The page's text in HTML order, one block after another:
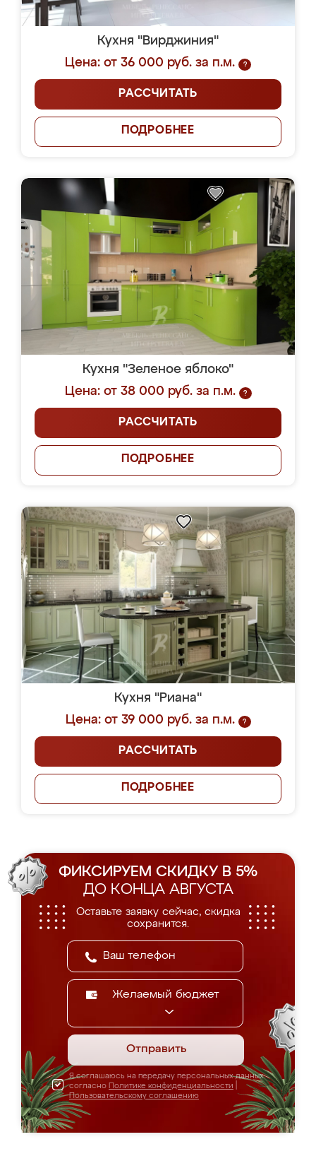
Кухня "Вирджиния"
Цена: от 36 000 руб. за п.м.
?
РАССЧИТАТЬ
ПОДРОБНЕЕ
Кухня "Зеленое яблоко"
Цена: от 38 000 руб. за п.м.
?
РАССЧИТАТЬ
ПОДРОБНЕЕ
Кухня "Риана"
Цена: от 39 000 руб. за п.м.
?
РАССЧИТАТЬ
ПОДРОБНЕЕ
ФИКСИРУЕМ СКИДКУ В 5%
ДО КОНЦА АВГУСТА
Оставьте заявку сейчас, скидка
сохранится.
Желаемый бюджет
Отправить
Я соглашаюсь на передачу персональных данных
согласно Политике конфиденциальности
Пользовательскому соглашению